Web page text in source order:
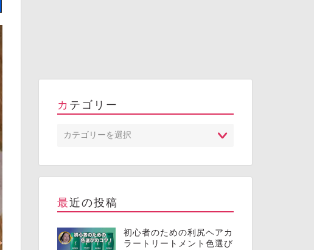
カテゴリー
最近の投稿
初心者のための利尻ヘアカ
ラートリートメント色選び